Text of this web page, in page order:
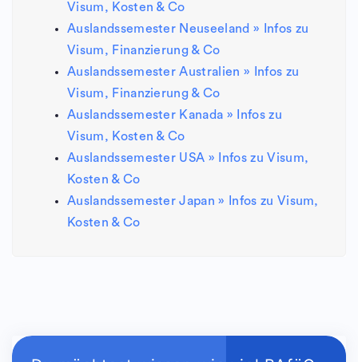
Visum, Kosten & Co
Auslandssemester Neuseeland » Infos zu
Visum, Finanzierung & Co
Auslandssemester Australien » Infos zu
Visum, Finanzierung & Co
Auslandssemester Kanada » Infos zu
Visum, Kosten & Co
Auslandssemester USA » Infos zu Visum,
Kosten & Co
Auslandssemester Japan » Infos zu Visum,
Kosten & Co